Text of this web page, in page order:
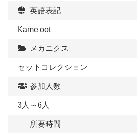
英語表記
Kameloot
メカニクス
セットコレクション
参加人数
3人～6人
所要時間